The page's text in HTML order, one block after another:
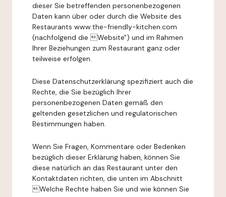
dieser Sie betreffenden personenbezogenen
Daten kann über oder durch die Website des
Restaurants www.the-friendly-kitchen.com
(nachfolgend die Website") und im Rahmen
Ihrer Beziehungen zum Restaurant ganz oder
teilweise erfolgen.
Diese Datenschutzerklärung spezifiziert auch die
Rechte, die Sie bezüglich Ihrer
personenbezogenen Daten gemäß den
geltenden gesetzlichen und regulatorischen
Bestimmungen haben.
Wenn Sie Fragen, Kommentare oder Bedenken
bezüglich dieser Erklärung haben, können Sie
diese natürlich an das Restaurant unter den
Kontaktdaten richten, die unten im Abschnitt
Welche Rechte haben Sie und wie können Sie